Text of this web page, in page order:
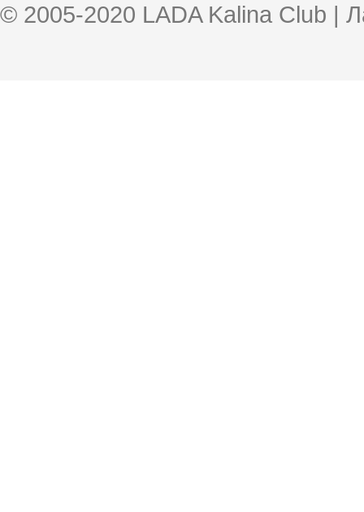
© 2005-2020 LADA Kalina Club |